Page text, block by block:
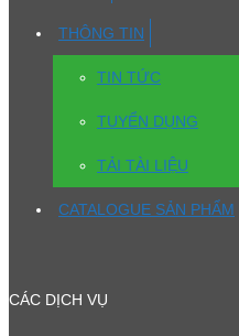
THÔNG TIN
TIN TỨC
TUYỂN DỤNG
TẢI TÀI LIỆU
CATALOGUE SẢN PHẨM
CÁC DỊCH VỤ